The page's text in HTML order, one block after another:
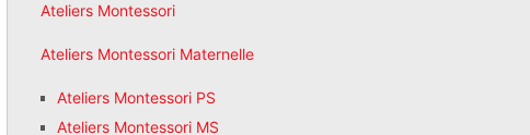
Ateliers Montessori
Ateliers Montessori Maternelle
Ateliers Montessori PS
Ateliers Montessori MS